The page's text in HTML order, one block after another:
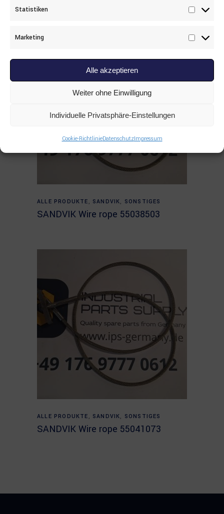
Statistiken
Marketing
Alle akzeptieren
Weiter ohne Einwilligung
Individuelle Privatsphäre-Einstellungen
Cookie-RichtlinieDatenschutzImpressum
Read more
ALLE PRODUKTE , SANDVIK, SONSTIGES
SANDVIK Wire rope 55038503
Read more
ALLE PRODUKTE , SANDVIK, SONSTIGES
SANDVIK Wire rope 55041073